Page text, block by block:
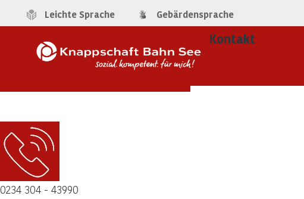
Leichte Sprache Gebärdensprache
Kontakt
0234 304 - 43990